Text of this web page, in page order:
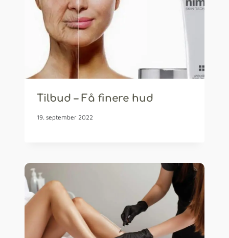
Tilbud – Få finere hud
19. september 2022